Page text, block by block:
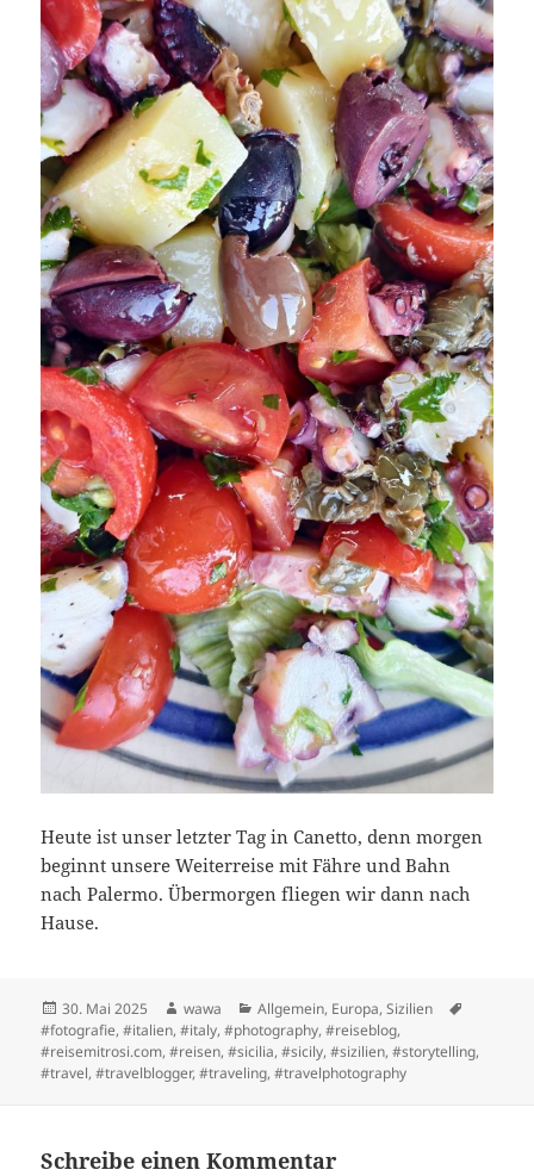
Heute ist unser letzter Tag in Canetto, denn morgen
beginnt unsere Weiterreise mit Fähre und Bahn
nach Palermo. Übermorgen fliegen wir dann nach
Hause.
Posted
on
30. Mai 2025 Author
wawa Categories
Allgemein, Europa,Sizilien
#fotografie,#italien,#italy,#photography,#reiseblog,
#reisemitrosi.com,#reisen,#sicilia,#sicily,#sizilien,#storytelling,
#travel,#travelblogger,#traveling,#travelphotography
Schreibe einen Kommentar